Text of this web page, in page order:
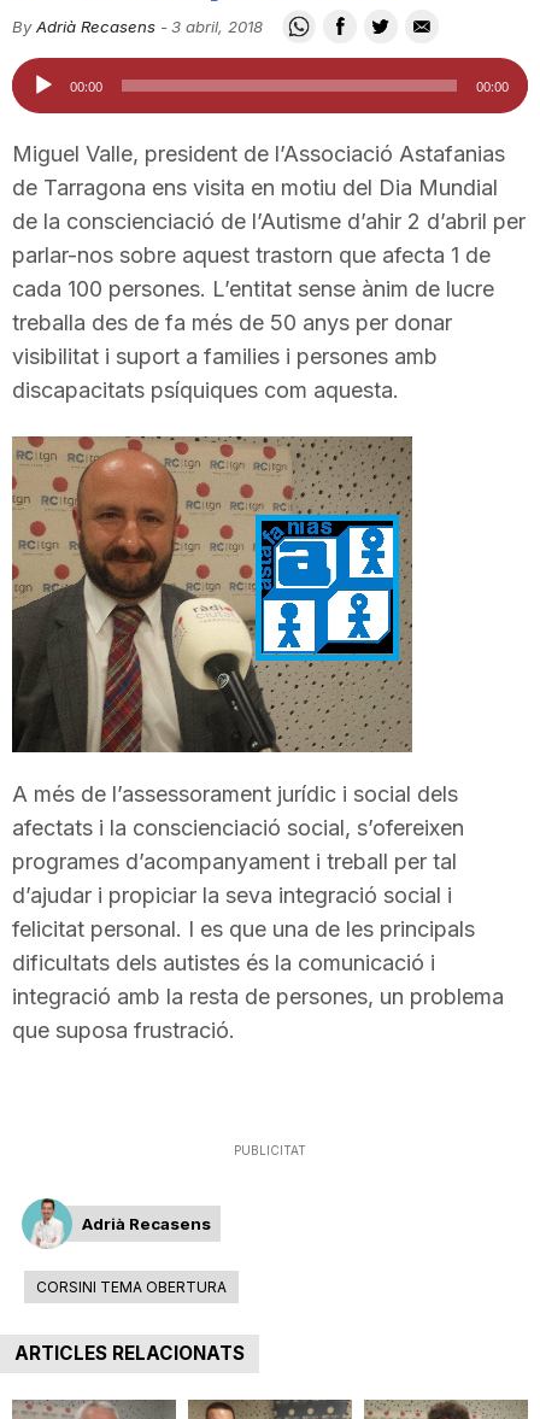
i
t
a
t
e
T
r
a
o
By Adrià Recasens -3 abril, 2018
Reproductor
d'àudio
00:00 00:00
Miguel Valle, president de l’Associació Astafanias
de Tarragona ens visita en motiu del Dia Mundial
de la conscienciació de l’Autisme d’ahir 2 d’abril per
parlar-nos sobre aquest trastorn que afecta 1 de
cada 100 persones. L’entitat sense ànim de lucre
treballa des de fa més de 50 anys per donar
visibilitat i suport a families i persones amb
discapacitats psíquiques com aquesta.
A més de l’assessorament jurídic i social dels
afectats i la conscienciació social, s’ofereixen
programes d’acompanyament i treball per tal
d’ajudar i propiciar la seva integració social i
felicitat personal. I es que una de les principals
dificultats dels autistes és la comunicació i
integració amb la resta de persones, un problema
que suposa frustració.
PUBLICITAT
Adrià Recasens
CORSINI TEMA OBERTURA
ARTICLES RELACIONATS